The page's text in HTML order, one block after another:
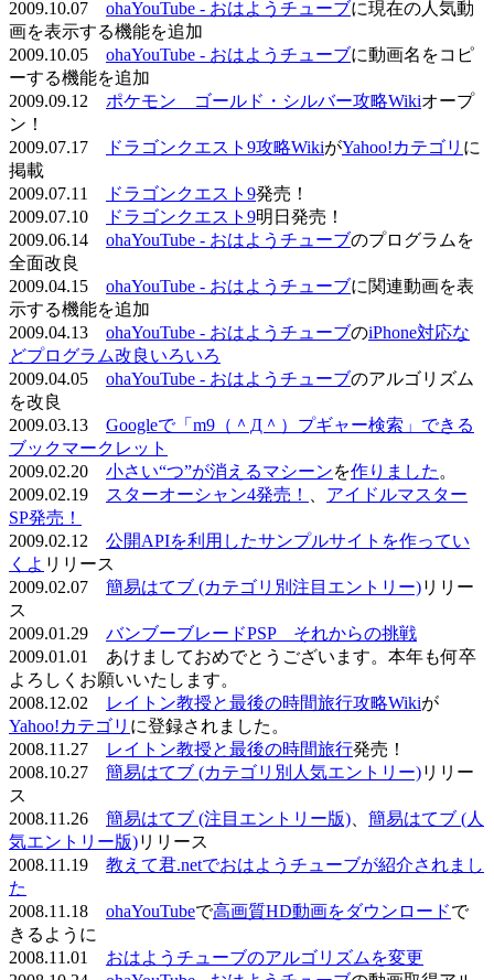
2009.10.07 ohaYouTube - おはようチューブに現在の人気動
画を表示する機能を追加
2009.10.05 ohaYouTube - おはようチューブに動画名をコピ
ーする機能を追加
2009.09.12 ポケモン ゴールド・シルバー攻略Wikiオープ
ン！
2009.07.17
ドラゴンクエスト9攻略WikiがYahoo!カテゴリ に
掲載
2009.07.11
ドラゴンクエスト9発売！
2009.07.10
ドラゴンクエスト9明日発売！
2009.06.14 ohaYouTube - おはようチューブのプログラムを
全面改良
2009.04.15 ohaYouTube - おはようチューブに関連動画を表
示する機能を追加
2009.04.13 ohaYouTube - おはようチューブのiPhone対応な
どプログラム改良いろいろ
2009.04.05 ohaYouTube - おはようチューブのアルゴリズム
を改良
2009.03.13 Googleで「m9（＾Д＾）プギャー検索」できる
ブックマークレット
2009.02.20 小さい“つ”が消えるマシーンを作りました 。
2009.02.19
スターオーシャン4発売！
アイドルマスター
SP発売！
2009.02.12 公開APIを利用したサンプルサイトを作ってい
くよ リリース
2009.02.07 簡易はてブ (カテゴリ別注目エントリー)リリー
ス
2009.01.29 バンブーブレードPSP それからの挑戦
2009.01.01 あけましておめでとうございます。本年も何卒
よろしくお願いいたします。
2008.12.02
レイトン教授と最後の時間旅行攻略Wikiが
Yahoo!カテゴリ に登録されました。
2008.11.27
レイトン教授と最後の時間旅行発売！
2008.10.27 簡易はてブ (カテゴリ別人気エントリー)リリー
ス
2008.11.26 簡易はてブ (注目エントリー版)
簡易はてブ (人
気エントリー版)リリース
2008.11.19 教えて君.netでおはようチューブが紹介されまし
た
2008.11.18 ohaYouTubeで高画質HD動画をダウンロードで
きるように
2008.11.01 おはようチューブのアルゴリズムを変更